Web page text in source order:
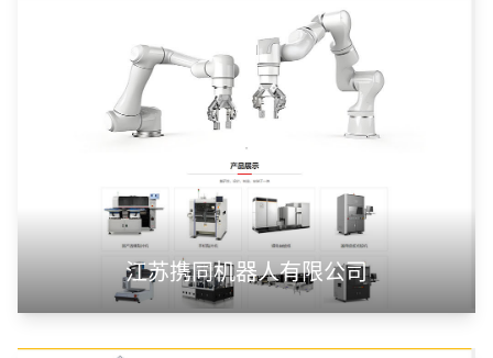
江苏携同机器人有限公司